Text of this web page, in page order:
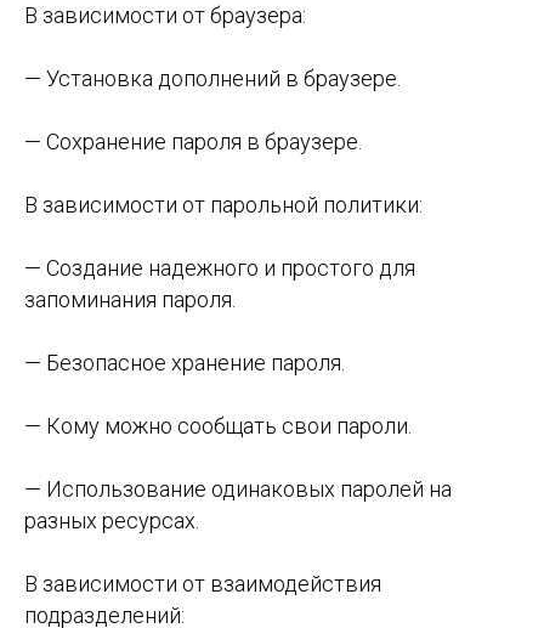
В зависимости от браузера:
— Установка дополнений в браузере.
— Сохранение пароля в браузере.
В зависимости от парольной политики:
— Создание надежного и простого для
запоминания пароля.
— Безопасное хранение пароля.
— Кому можно сообщать свои пароли.
— Использование одинаковых паролей на
разных ресурсах.
В зависимости от взаимодействия
подразделений: